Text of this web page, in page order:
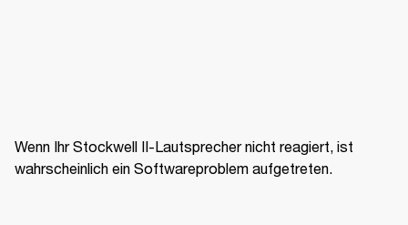
Wenn Ihr Stockwell II-Lautsprecher nicht reagiert, ist
wahrscheinlich ein Softwareproblem aufgetreten.